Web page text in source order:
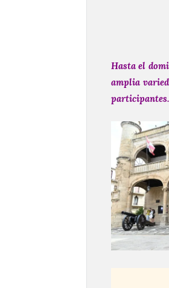
Hasta el
amplia
participantes.